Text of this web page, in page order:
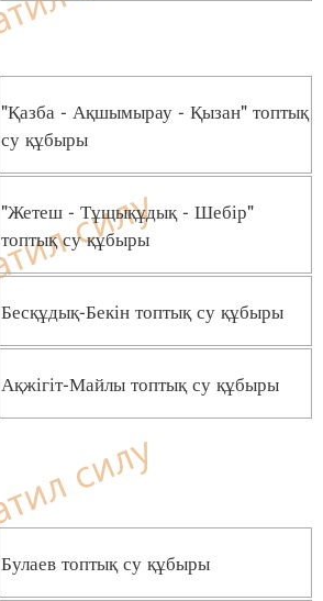
"Қазба - Ақшымырау - Қызан" топтық
су құбыры
"Жетеш - Тұщықұдық - Шебір"
топтық су құбыры
Бесқұдық-Бекін топтық су құбыры
Ақжігіт-Майлы топтық су құбыры
Булаев топтық су құбыры